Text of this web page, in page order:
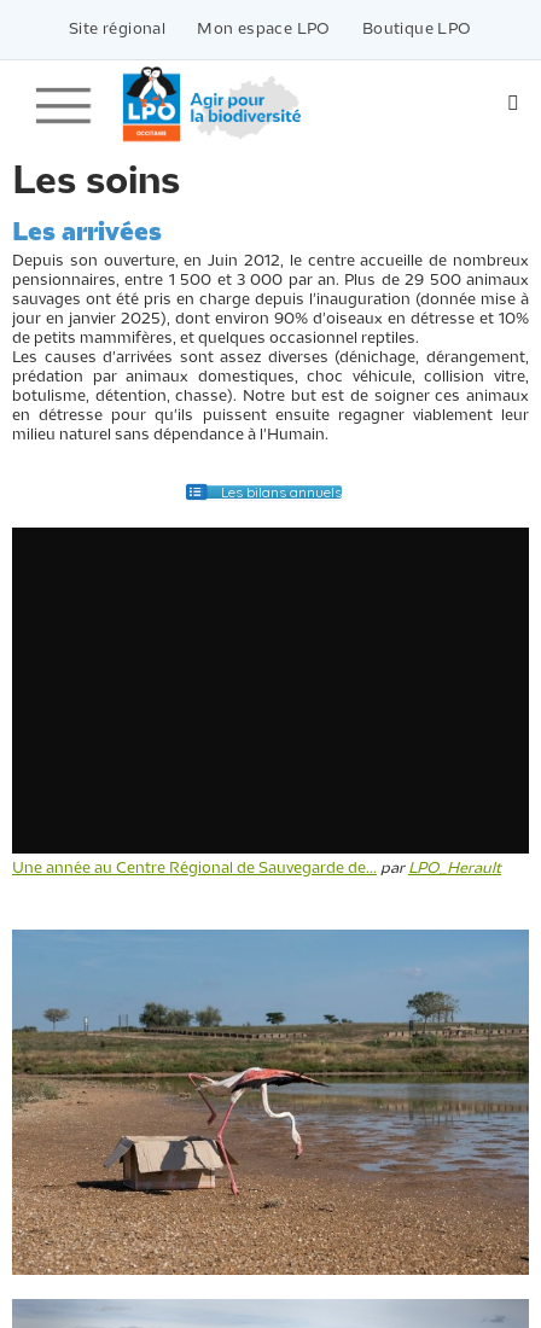
contenu
Site régional Mon espace LPO Boutique LPO
Les soins
Les arrivées
Depuis son ouverture, en Juin 2012, le centre accueille de nombreux
pensionnaires, entre 1 500 et 3 000 par an. Plus de 29 500 animaux
sauvages ont été pris en charge depuis l'inauguration (donnée mise à
jour en janvier 2025), dont environ 90% d'oiseaux en détresse et 10%
de petits mammifères, et quelques occasionnel reptiles.
Les causes d'arrivées sont assez diverses (dénichage, dérangement,
prédation par animaux domestiques, choc véhicule, collision vitre,
botulisme, détention, chasse). Notre but est de soigner ces animaux
en détresse pour qu'ils puissent ensuite regagner viablement leur
milieu naturel sans dépendance à l'Humain.
Les bilans annuels
Une année au Centre Régional de Sauvegarde de... par LPO_Herault